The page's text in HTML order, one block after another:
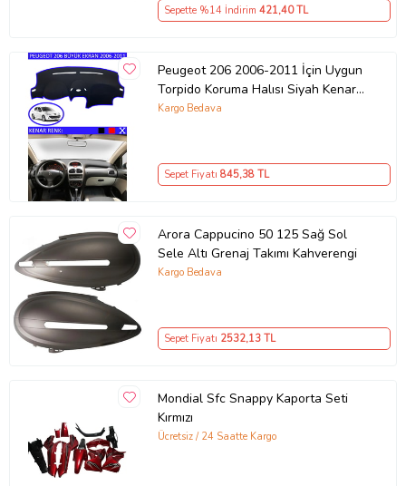
Sepette %14 İndirim 421,40 TL
Peugeot 206 2006-2011 İçin Uygun
Torpido Koruma Halısı Siyah Kenar
Renk Mavi
Kargo Bedava
Sepet Fiyatı 845,38 TL
Arora Cappucino 50 125 Sağ Sol
Sele Altı Grenaj Takımı Kahverengi
Kargo Bedava
Sepet Fiyatı 2532,13 TL
Mondial Sfc Snappy Kaporta Seti
Kırmızı
Ücretsiz / 24 Saatte Kargo